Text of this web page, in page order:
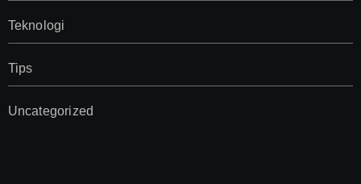
Teknologi
Tips
Uncategorized